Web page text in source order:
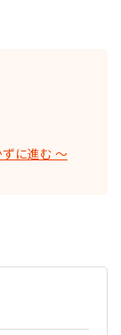
に進む 〜